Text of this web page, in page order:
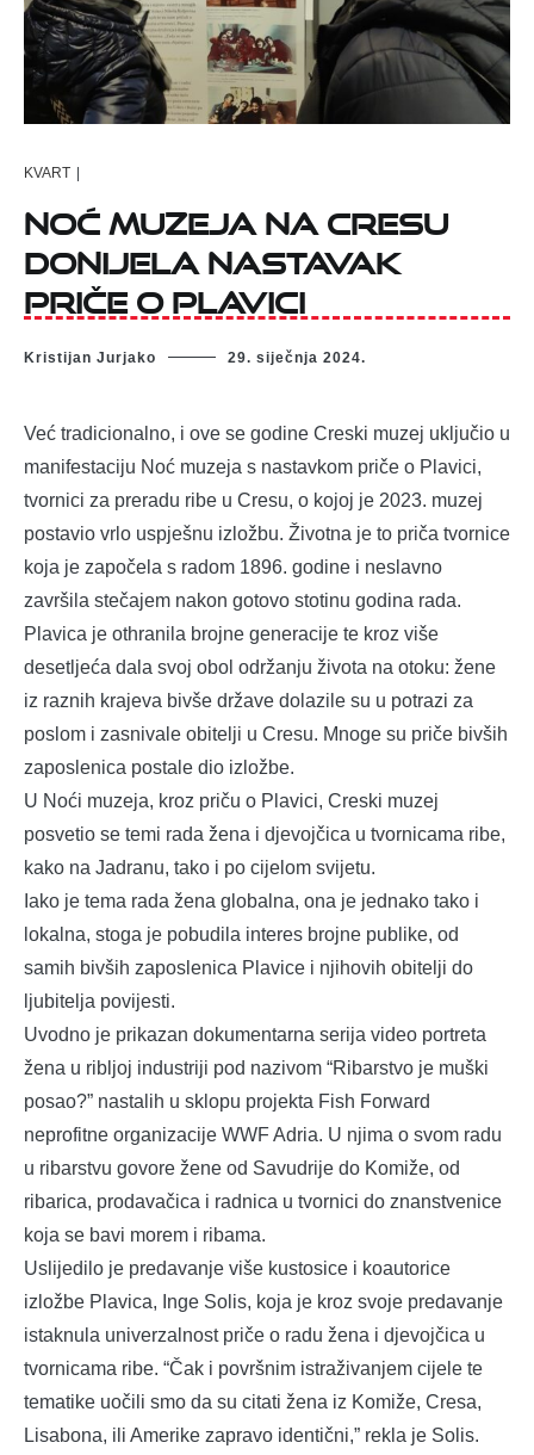
KVART |
Noć muzeja na Cresu
donijela nastavak
priče o Plavici
Kristijan Jurjako 29. siječnja 2024.
Već tradicionalno, i ove se godine Creski muzej uključio u
manifestaciju Noć muzeja s nastavkom priče o Plavici,
tvornici za preradu ribe u Cresu, o kojoj je 2023. muzej
postavio vrlo uspješnu izložbu. Životna je to priča tvornice
koja je započela s radom 1896. godine i neslavno
završila stečajem nakon gotovo stotinu godina rada.
Plavica je othranila brojne generacije te kroz više
desetljeća dala svoj obol održanju života na otoku: žene
iz raznih krajeva bivše države dolazile su u potrazi za
poslom i zasnivale obitelji u Cresu. Mnoge su priče bivših
zaposlenica postale dio izložbe.
U Noći muzeja, kroz priču o Plavici, Creski muzej
posvetio se temi rada žena i djevojčica u tvornicama ribe,
kako na Jadranu, tako i po cijelom svijetu.
Iako je tema rada žena globalna, ona je jednako tako i
lokalna, stoga je pobudila interes brojne publike, od
samih bivših zaposlenica Plavice i njihovih obitelji do
ljubitelja povijesti.
Uvodno je prikazan dokumentarna serija video portreta
žena u ribljoj industriji pod nazivom “Ribarstvo je muški
posao?” nastalih u sklopu projekta Fish Forward
neprofitne organizacije WWF Adria. U njima o svom radu
u ribarstvu govore žene od Savudrije do Komiže, od
ribarica, prodavačica i radnica u tvornici do znanstvenice
koja se bavi morem i ribama.
Uslijedilo je predavanje više kustosice i koautorice
izložbe Plavica, Inge Solis, koja je kroz svoje predavanje
istaknula univerzalnost priče o radu žena i djevojčica u
tvornicama ribe. “Čak i površnim istraživanjem cijele te
tematike uočili smo da su citati žena iz Komiže, Cresa,
Lisabona, ili Amerike zapravo identični,” rekla je Solis.